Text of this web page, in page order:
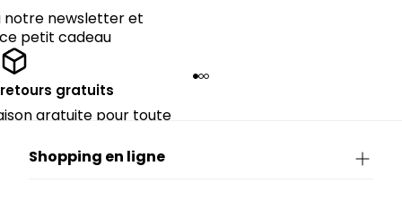
notre newsletter et
petit cadeau
gratuits
gratuite pour toute
Shopping en ligne